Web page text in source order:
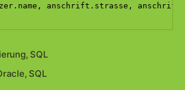
anschrift.strasse,
, SQL
, SQL